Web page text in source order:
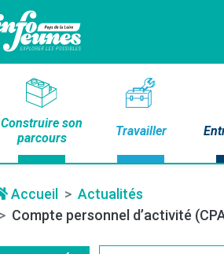
Construire son
parcours
Travailler
Accueil
Actualités
Compte personnel d’activité